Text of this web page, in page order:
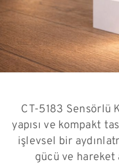
CT-5183 Sensörlü
yapısı ve kompakt
işlevsel bir
gücü ve hareket